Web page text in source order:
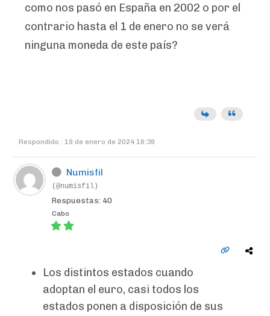
como nos pasó en España en 2002 o por el
contrario hasta el 1 de enero no se verá
ninguna moneda de este país?
Respondido : 19 de enero de 2024 16:39
Numisfil
(@numisfil)
Respuestas: 40
Cabo
Los distintos estados cuando
adoptan el euro, casi todos los
estados ponen a disposición de sus